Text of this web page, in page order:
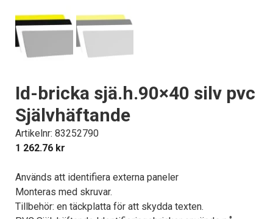
Id-bricka sjä.h.90×40 silv pvc
Självhäftande
Artikelnr: 83252790
1 262.76 kr
Används att identifiera externa paneler
Monteras med skruvar.
Tillbehör: en täckplatta för att skydda texten.